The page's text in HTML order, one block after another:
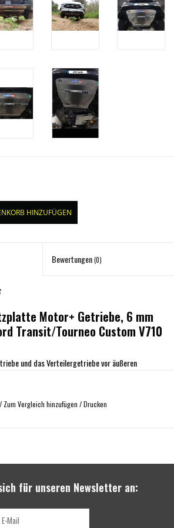
HINZUFÜGEN
Bewertungen(0)
Motor+ Getriebe, 6 mm
Transit/Tourneo Custom V710
und das Verteilergetriebe vor äußeren
sport duty Duralumin AW5083 H111
/ Zum Vergleich hinzufügen /Drucken
für unseren Newsletter an: